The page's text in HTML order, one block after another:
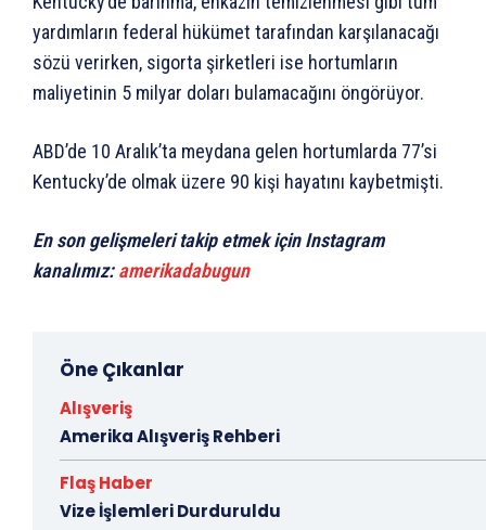
yardımların federal hükümet tarafından karşılanacağı
sözü verirken, sigorta şirketleri ise hortumların
maliyetinin 5 milyar doları bulamacağını öngörüyor.
ABD’de 10 Aralık’ta meydana gelen hortumlarda 77’si
Kentucky’de olmak üzere 90 kişi hayatını kaybetmişti.
En son gelişmeleri takip etmek için Instagram
kanalımız:amerikadabugun
Öne Çıkanlar
Alışveriş
Amerika Alışveriş Rehberi
Flaş Haber
Vize İşlemleri Durduruldu